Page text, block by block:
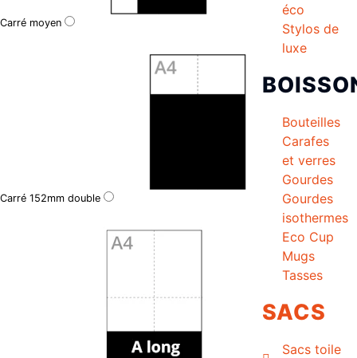
éco
Stylos de
luxe
Bouteilles
Carafes
et verres
Gourdes
Gourdes
isothermes
Eco Cup
Mugs
Tasses
SACS
Sacs toile
Carré moyen
Carré 152mm double